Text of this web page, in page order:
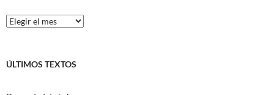
Histórico
ÚLTIMOS TEXTOS